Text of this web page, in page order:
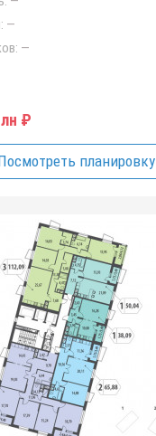
—
—
₽
планировку